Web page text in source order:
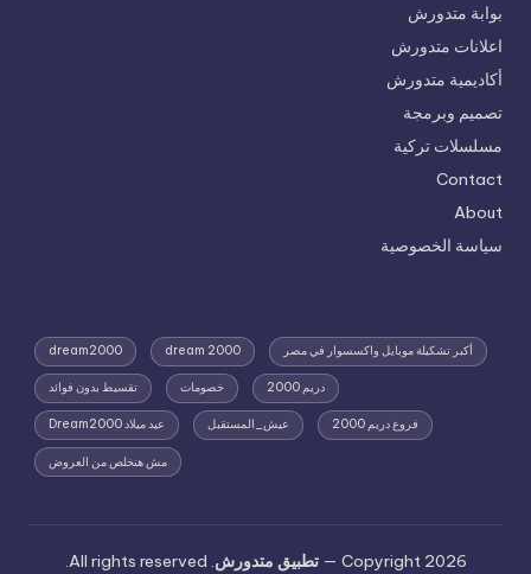
بوابة متدورش
اعلانات متدورش
أكاديمية متدورش
تصميم وبرمجة
مسلسلات تركية
Contact
About
سياسة الخصوصية
dream2000 dream 2000 أكبر تشكيلة موبايل واكسسوار في مصر
تقسيط بدون فوائد خصومات دريم 2000
عيد ميلاد Dream2000 عيش_المستقبل فروع دريم 2000
مش هنخلص من العروض
Copyright 2026 — تطبيق متدورش. All rights reserved.